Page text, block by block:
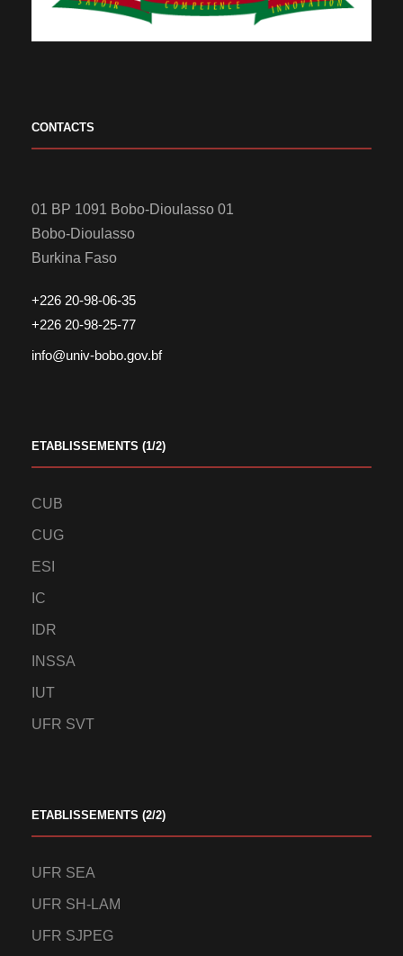
CONTACTS
01 BP 1091 Bobo-Dioulasso 01
Bobo-Dioulasso
Burkina Faso
+226 20-98-06-35
+226 20-98-25-77
info@univ-bobo.gov.bf
ETABLISSEMENTS (1/2)
CUB
CUG
ESI
IC
IDR
INSSA
IUT
UFR SVT
ETABLISSEMENTS (2/2)
UFR SEA
UFR SH-LAM
UFR SJPEG